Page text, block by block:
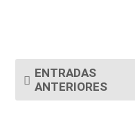
ENTRADAS
ANTERIORES